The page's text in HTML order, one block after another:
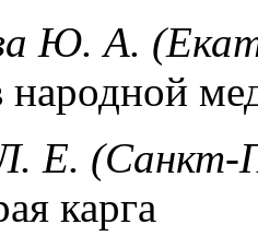
Ю. А.
Е. (Санкт-
карга